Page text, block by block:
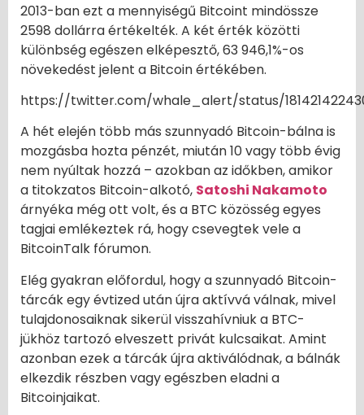
2013-ban ezt a mennyiségű Bitcoint mindössze
2598 dollárra értékelték. A két érték közötti
különbség egészen elképesztő, 63 946,1%-os
növekedést jelent a Bitcoin értékében.
https://twitter.com/whale_alert/status/
A hét elején több más szunnyadó Bitcoin-bálna is
mozgásba hozta pénzét, miután 10 vagy több évig
nem nyúltak hozzá – azokban az időkben, amikor
a titokzatos Bitcoin-alkotó, Satoshi Nakamoto
árnyéka még ott volt, és a BTC közösség egyes
tagjai emlékeztek rá, hogy csevegtek vele a
BitcoinTalk fórumon.
Elég gyakran előfordul, hogy a szunnyadó Bitcoin-
tárcák egy évtized után újra aktívvá válnak, mivel
tulajdonosaiknak sikerül visszahívniuk a BTC-
jükhöz tartozó elveszett privát kulcsaikat. Amint
azonban ezek a tárcák újra aktiválódnak, a bálnák
elkezdik részben vagy egészben eladni a
Bitcoinjaikat.